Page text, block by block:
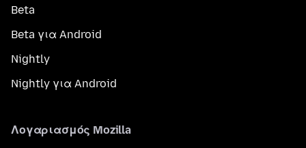
Beta
Beta για Android
Nightly
Nightly για Android
Λογαριασμός Mozilla